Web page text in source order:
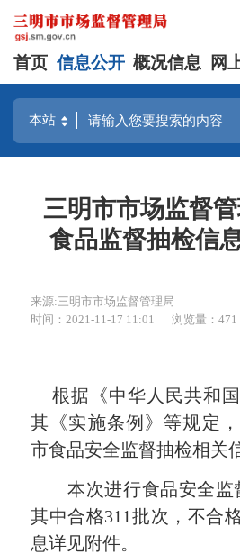
首页 信息公开 概况信息 网
三明市市场监督
食品监督抽检信
来源:三明市市场监督管理局
时间：2021-11-17 11:01
浏览量：471
根据《中华人民共和国
其《实施条例》等规定
市食品安全监督抽检相关
本次进行食品安全监
其中合格311批次，不合
息详见附件。